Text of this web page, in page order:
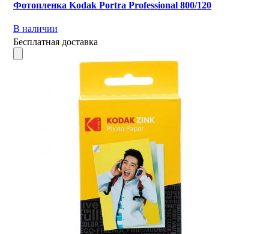
Фотопленка Kodak Portra Professional 800/120
В наличии
Бесплатная доставка